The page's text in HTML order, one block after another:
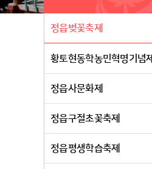
정읍벚꽃축제
황토현동학농민혁명기념제
정읍사문화제
정읍구절초꽃축제
정읍평생학습축제